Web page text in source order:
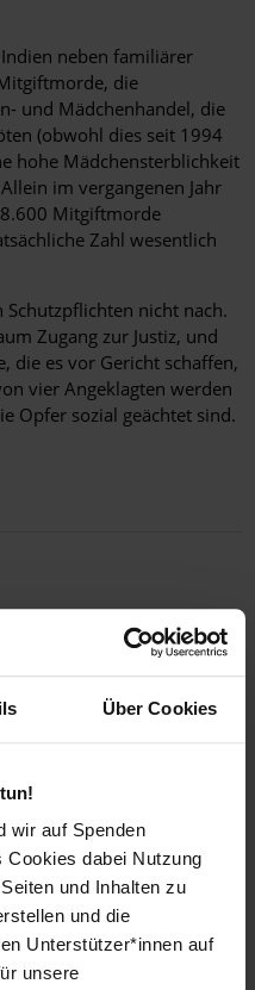
Über Cookies
wir auf Spenden
Cookies dabei Nutzung
und Inhalten zu
und die
Unterstützer*innen auf
unsere
neben familiärer
die
und Mädchenhandel, die
(obwohl dies seit 1994
hohe Mädchensterblichkeit
im vergangenen Jahr
Mitgiftmorde
Zahl wesentlich
nicht nach.
Zugang zur Justiz, und
die es vor Gericht schaffen,
vier Angeklagten werden
Opfer sozial geächtet sind.